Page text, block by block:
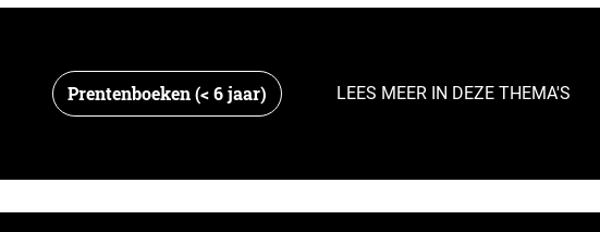
Prentenboeken (< 6 jaar) LEES MEER IN DEZE THEMA'S